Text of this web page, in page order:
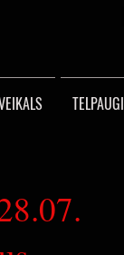
TELPAUGI